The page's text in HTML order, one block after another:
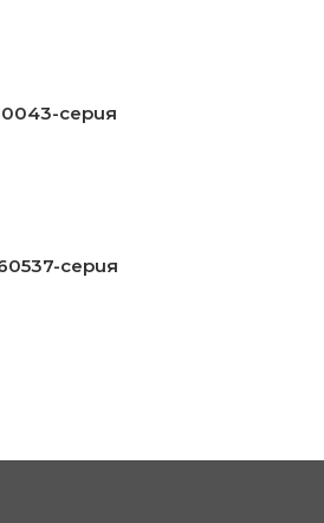
серия
серия